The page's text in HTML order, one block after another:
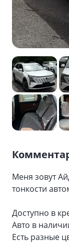
Меня зовут
тонкости
Доступно в
Авто в
Есть разные